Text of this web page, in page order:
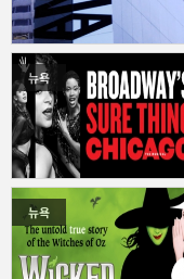
뉴욕
뉴욕